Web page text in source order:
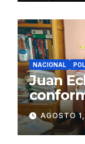
NACIONAL
Juan
Fujimori
AGOSTO